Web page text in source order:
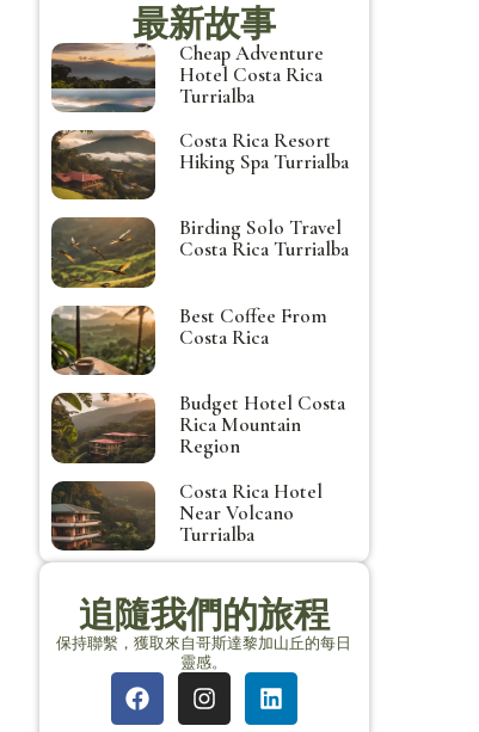
最新故事
Cheap Adventure
Hotel Costa Rica
Turrialba
Costa Rica Resort
Hiking Spa Turrialba
Birding Solo Travel
Costa Rica Turrialba
Best Coffee From
Costa Rica
Budget Hotel Costa
Rica Mountain
Region
Costa Rica Hotel
Near Volcano
Turrialba
追隨我們的旅程
保持聯繫，獲取來自哥斯達黎加山丘的每日
靈感。